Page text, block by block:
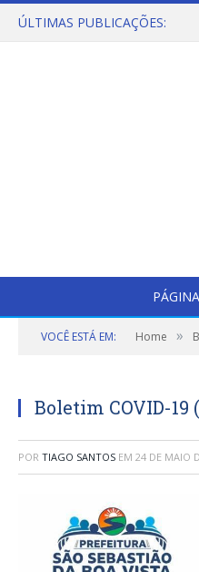
ÚLTIMAS PUBLICAÇÕES:
VOCÊ ESTÁ EM: Home »
Boletim COVID-19
POR TIAGO SANTOS EM 24 DE MAIO